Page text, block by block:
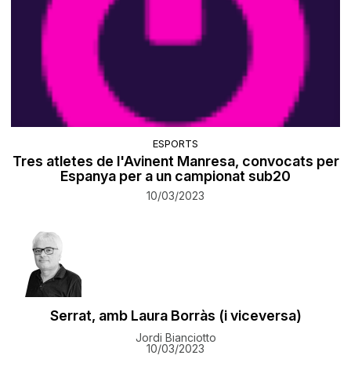
ESPORTS
Tres atletes de l'Avinent Manresa, convocats per
Espanya per a un campionat sub20
10/03/2023
Serrat, amb Laura Borràs (i viceversa)
Jordi Bianciotto
10/03/2023